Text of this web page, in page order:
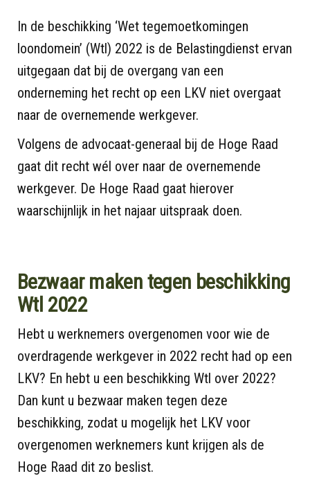
In de beschikking ‘Wet tegemoetkomingen
loondomein’ (Wtl) 2022 is de Belastingdienst ervan
uitgegaan dat bij de overgang van een
onderneming het recht op een LKV niet overgaat
naar de overnemende werkgever.
Volgens de advocaat-generaal bij de Hoge Raad
gaat dit recht wél over naar de overnemende
werkgever. De Hoge Raad gaat hierover
waarschijnlijk in het najaar uitspraak doen.
Bezwaar maken tegen beschikking
Wtl 2022
Hebt u werknemers overgenomen voor wie de
overdragende werkgever in 2022 recht had op een
LKV? En hebt u een beschikking Wtl over 2022?
Dan kunt u bezwaar maken tegen deze
beschikking, zodat u mogelijk het LKV voor
overgenomen werknemers kunt krijgen als de
Hoge Raad dit zo beslist.